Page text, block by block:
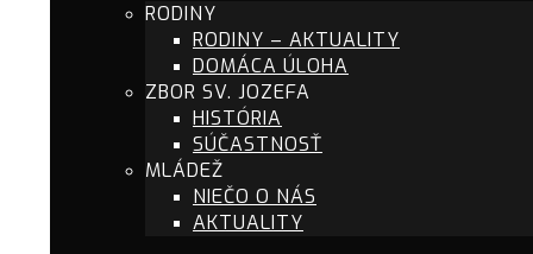
RODINY
RODINY – AKTUALITY
DOMÁCA ÚLOHA
ZBOR SV. JOZEFA
HISTÓRIA
SÚČASTNOSŤ
MLÁDEŽ
NIEČO O NÁS
AKTUALITY